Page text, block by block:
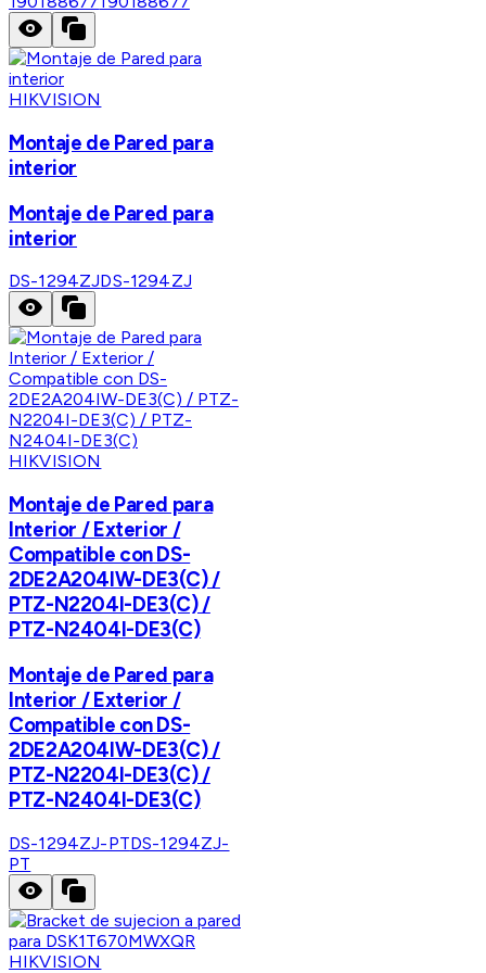
HIKVISION
Montaje de Pared para
interior
Montaje de Pared para
interior
DS-1294ZJDS-1294ZJ
HIKVISION
Montaje de Pared para
Interior / Exterior /
Compatible con DS-
2DE2A204IW-DE3(C) /
PTZ-N2204I-DE3(C) /
PTZ-N2404I-DE3(C)
Montaje de Pared para
Interior / Exterior /
Compatible con DS-
2DE2A204IW-DE3(C) /
PTZ-N2204I-DE3(C) /
PTZ-N2404I-DE3(C)
DS-1294ZJ-PTDS-1294ZJ-
PT
HIKVISION